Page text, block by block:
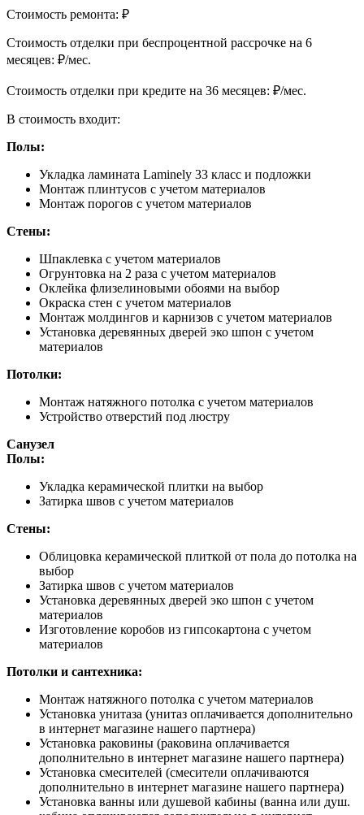
Стоимость ремонта: ₽
Cтоимость отделки при беспроцентной рассрочке на 6
месяцев: ₽/мес.
Cтоимость отделки при кредите на 36 месяцев: ₽/мес.
В стоимость входит:
Полы:
Укладка ламината Laminely 33 класс и подложки
Монтаж плинтусов с учетом материалов
Монтаж порогов с учетом материалов
Стены:
Шпаклевка с учетом материалов
Огрунтовка на 2 раза с учетом материалов
Оклейка флизелиновыми обоями на выбор
Окраска стен с учетом материалов
Монтаж молдингов и карнизов с учетом материалов
Установка деревянных дверей эко шпон с учетом
материалов
Потолки:
Монтаж натяжного потолка с учетом материалов
Устройство отверстий под люстру
Санузел
Полы:
Укладка керамической плитки на выбор
Затирка швов с учетом материалов
Стены:
Облицовка керамической плиткой от пола до потолка на
выбор
Затирка швов с учетом материалов
Установка деревянных дверей эко шпон с учетом
материалов
Изготовление коробов из гипсокартона с учетом
материалов
Потолки и сантехника:
Монтаж натяжного потолка с учетом материалов
Установка унитаза (унитаз оплачивается дополнительно
в интернет магазине нашего партнера)
Установка раковины (раковина оплачивается
дополнительно в интернет магазине нашего партнера)
Установка смесителей (смесители оплачиваются
дополнительно в интернет магазине нашего партнера)
Установка ванны или душевой кабины (ванна или душ.